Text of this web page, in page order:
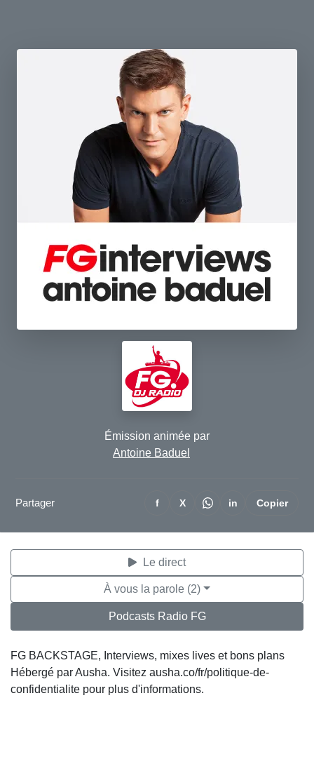
Émission animée par
Antoine Baduel
Partager f X in Copier
Le direct
À vous la parole (2)
Podcasts Radio FG
FG BACKSTAGE, Interviews, mixes lives et bons plans
Hébergé par Ausha. Visitez ausha.co/fr/politique-de-
confidentialite pour plus d'informations.